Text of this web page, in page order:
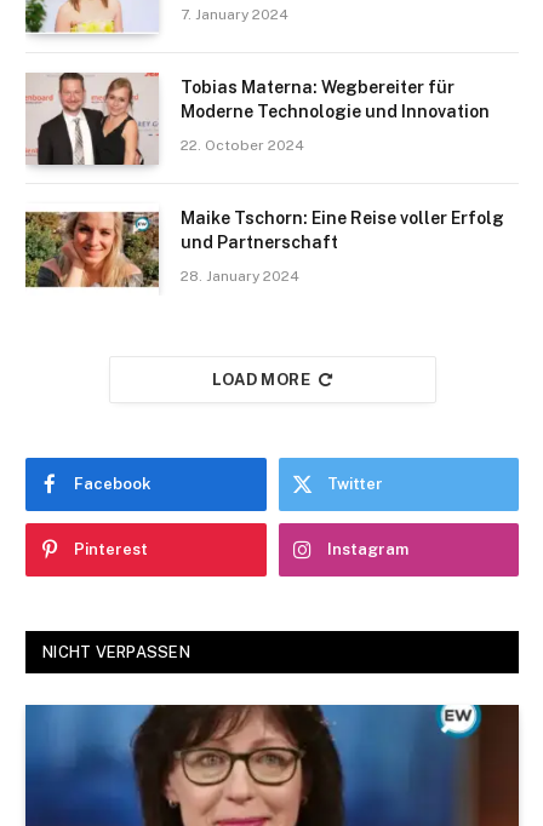
7. January 2024
Tobias Materna: Wegbereiter für
Moderne Technologie und Innovation
22. October 2024
Maike Tschorn: Eine Reise voller Erfolg
und Partnerschaft
28. January 2024
LOAD MORE
Facebook Twitter
Pinterest Instagram
NICHT VERPASSEN